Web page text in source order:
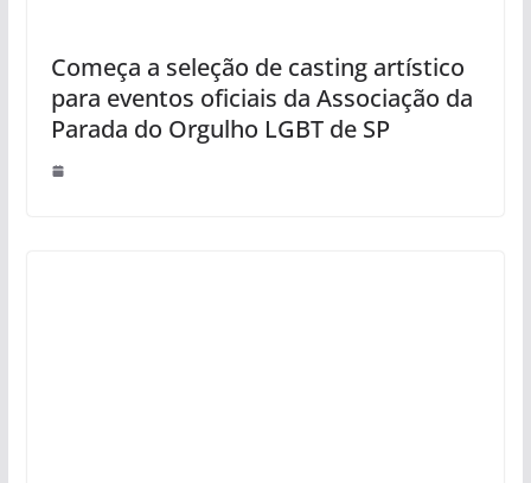
Começa a seleção de casting artístico
para eventos oficiais da Associação da
Parada do Orgulho LGBT de SP